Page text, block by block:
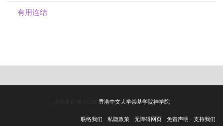
有用连结
香港中文大学崇基学院神学院
支持我们
免责声明
无障碍网页
私隐政策
联络我们